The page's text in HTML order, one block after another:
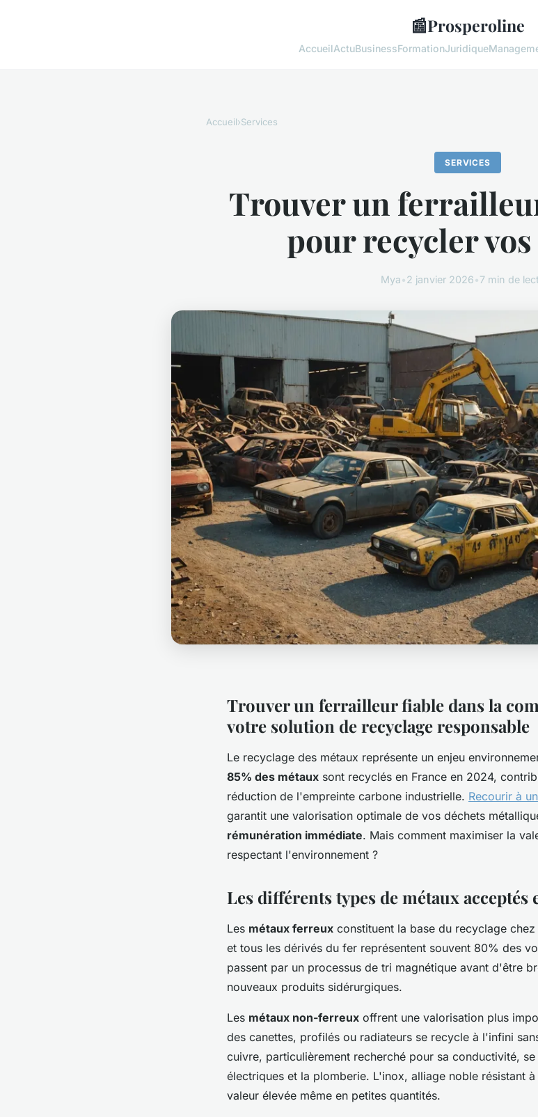
📰Prosperoline
AccueilActuBusinessFormationJuridique
Accueil›Services
SERVICES
Trouver un
pour recycler
Mya•2 janvier 2026•7 min de
Trouver un ferrailleur fiable dans la
votre solution de recyclage responsable
Le recyclage des métaux représente un enjeu
85% des métaux sont recyclés en France en 2024,
réduction de l'empreinte carbone industrielle. Recourir à
garantit une valorisation optimale de vos déchets
rémunération immédiate. Mais comment maximiser la
respectant l'environnement ?
Les différents types de métaux
Les métaux ferreux constituent la base du recyclage
et tous les dérivés du fer représentent souvent 80% des
passent par un processus de tri magnétique avant d'être
nouveaux produits sidérurgiques.
Les métaux non-ferreux offrent une valorisation plus
des canettes, profilés ou radiateurs se recycle à l'infini
cuivre, particulièrement recherché pour sa conductivité,
électriques et la plomberie. L'inox, alliage noble résistant
valeur élevée même en petites quantités.